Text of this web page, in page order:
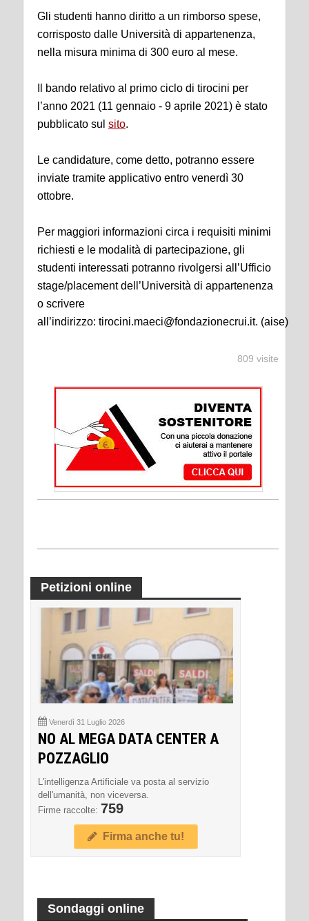
Gli studenti hanno diritto a un rimborso spese,
corrisposto dalle Università di appartenenza,
nella misura minima di 300 euro al mese.
Il bando relativo al primo ciclo di tirocini per
l’anno 2021 (11 gennaio - 9 aprile 2021) è stato
pubblicato sul sito.
Le candidature, come detto, potranno essere
inviate tramite applicativo entro venerdì 30
ottobre.
Per maggiori informazioni circa i requisiti minimi
richiesti e le modalità di partecipazione, gli
studenti interessati potranno rivolgersi all’Ufficio
stage/placement dell’Università di appartenenza
o scrivere
all’indirizzo: tirocini.maeci@fondazionecrui.it. (aise)
809 visite
Petizioni online
Venerdì 31 Luglio 2026
NO AL MEGA DATA CENTER A
POZZAGLIO
L'intelligenza Artificiale va posta al servizio
dell'umanità, non viceversa.
Firme raccolte: 759
Firma anche tu!
Sondaggi online